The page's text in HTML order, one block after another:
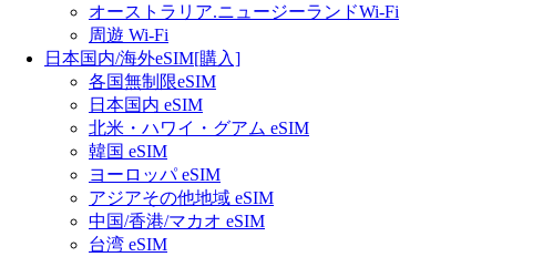
オーストラリア.ニュージーランドWi-Fi
周遊 Wi-Fi
日本国内/海外eSIM[購入]
各国無制限eSIM
日本国内 eSIM
北米・ハワイ・グアム eSIM
韓国 eSIM
ヨーロッパ eSIM
アジアその他地域 eSIM
中国/香港/マカオ eSIM
台湾 eSIM